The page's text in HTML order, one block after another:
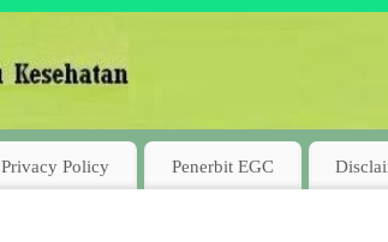
Privacy Policy Penerbit EGC